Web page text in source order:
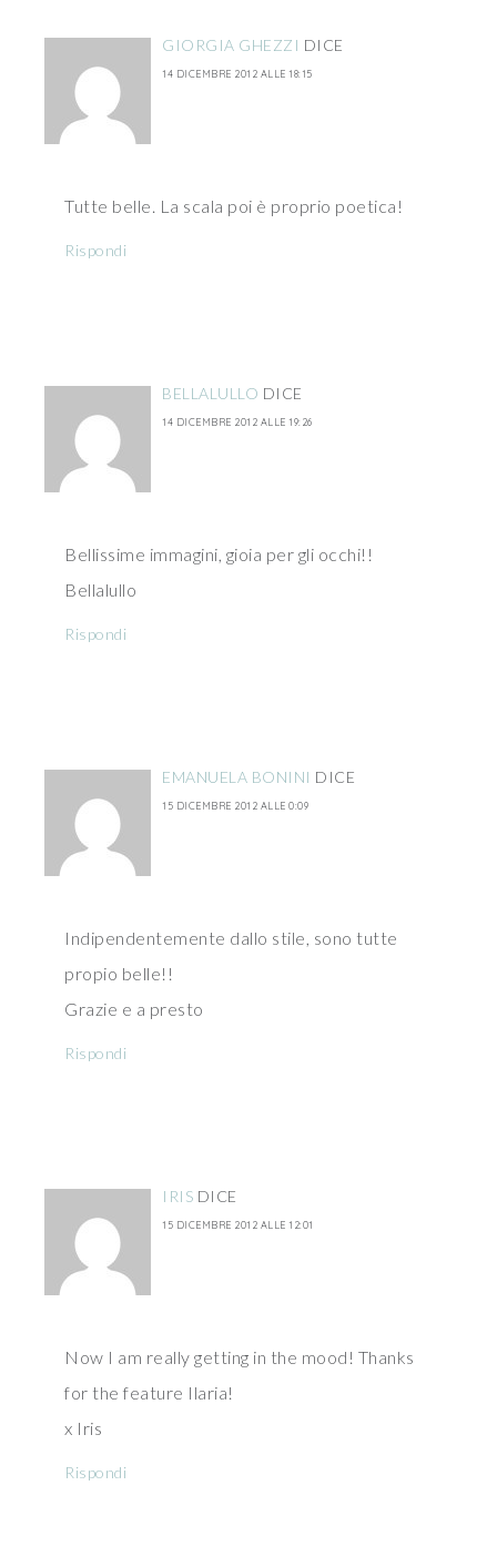
GIORGIA GHEZZI DICE
14 DICEMBRE 2012 ALLE 18:15
Tutte belle. La scala poi è proprio poetica!
Rispondi
BELLALULLO DICE
14 DICEMBRE 2012 ALLE 19:26
Bellissime immagini, gioia per gli occhi!!
Bellalullo
Rispondi
EMANUELA BONINI DICE
15 DICEMBRE 2012 ALLE 0:09
Indipendentemente dallo stile, sono tutte
propio belle!!
Grazie e a presto
Rispondi
IRIS DICE
15 DICEMBRE 2012 ALLE 12:01
Now I am really getting in the mood! Thanks
for the feature Ilaria!
x Iris
Rispondi